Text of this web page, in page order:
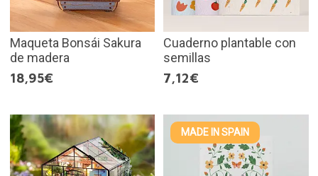
Maqueta Bonsái Sakura
de madera
18,95€
Cuaderno plantable con
semillas
7,12€
MADE IN SPAIN